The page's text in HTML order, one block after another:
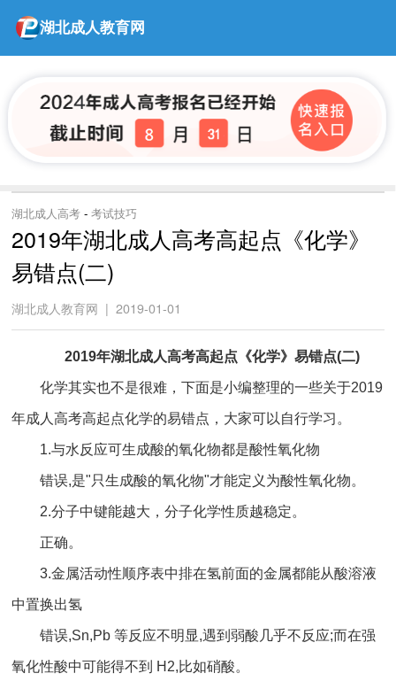
湖北成人教育网
湖北成人高考 -考试技巧
2019年湖北成人高考高起点《化学》
易错点(二)
湖北成人教育网 | 2019-01-01
2019年湖北成人高考高起点《化学》易错点(二)
化学其实也不是很难，下面是小编整理的一些关于2019
年成人高考高起点化学的易错点，大家可以自行学习。
1.与水反应可生成酸的氧化物都是酸性氧化物
错误,是"只生成酸的氧化物"才能定义为酸性氧化物。
2.分子中键能越大，分子化学性质越稳定。
正确。
3.金属活动性顺序表中排在氢前面的金属都能从酸溶液
中置换出氢
错误,Sn,Pb 等反应不明显,遇到弱酸几乎不反应;而在强
氧化性酸中可能得不到 H2,比如硝酸。